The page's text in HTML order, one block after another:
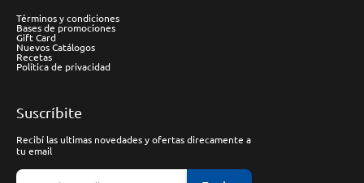
Términos y condiciones
Bases de promociones
Gift Card
Nuevos Catálogos
Recetas
Política de privacidad
Suscríbite
Recibí las ultimas novedades y ofertas direcamente a
tu email